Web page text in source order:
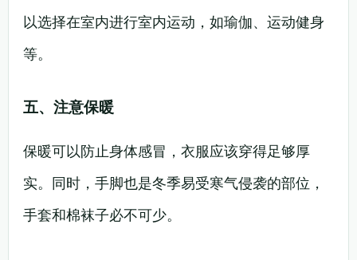
以选择在室内进行室内运动，如瑜伽、运动健身
等。
五、注意保暖
保暖可以防止身体感冒，衣服应该穿得足够厚
实。同时，手脚也是冬季易受寒气侵袭的部位，
手套和棉袜子必不可少。